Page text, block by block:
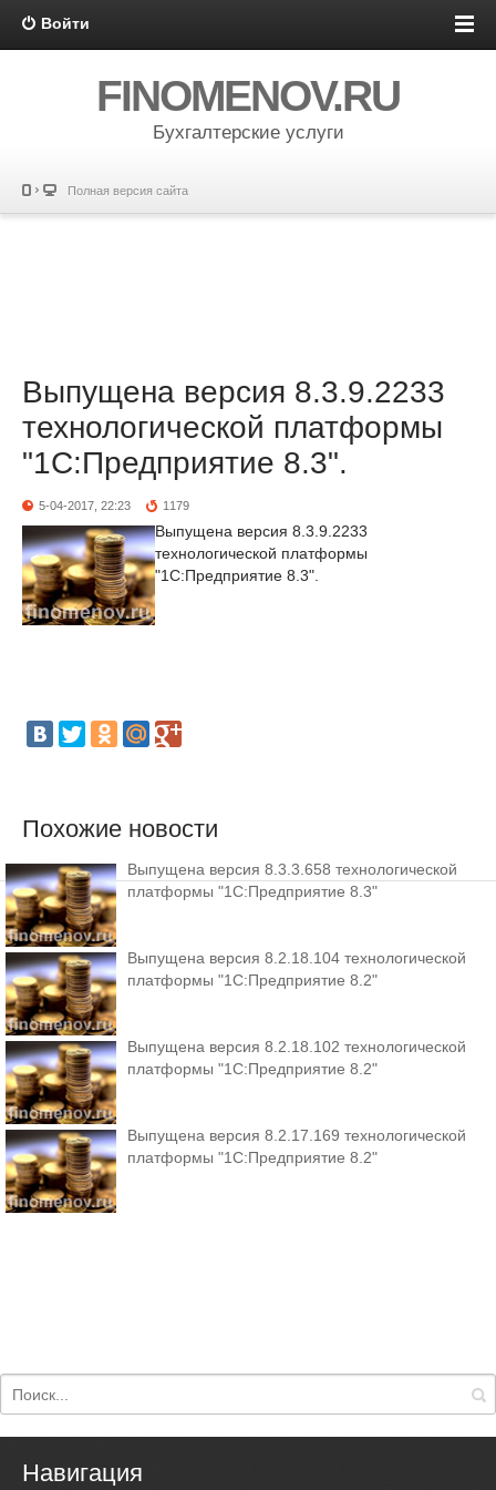
Войти
FINOMENOV.RU
Бухгалтерские услуги
Полная версия сайта
Выпущена версия 8.3.9.2233
технологической платформы
"1С:Предприятие 8.3".
5-04-2017, 22:23 1179
Выпущена версия 8.3.9.2233
технологической платформы
"1С:Предприятие 8.3".
Похожие новости
Выпущена версия 8.3.3.658 технологической
платформы "1С:Предприятие 8.3"
Выпущена версия 8.2.18.104 технологической
платформы "1С:Предприятие 8.2"
Выпущена версия 8.2.18.102 технологической
платформы "1С:Предприятие 8.2"
Выпущена версия 8.2.17.169 технологической
платформы "1С:Предприятие 8.2"
Навигация